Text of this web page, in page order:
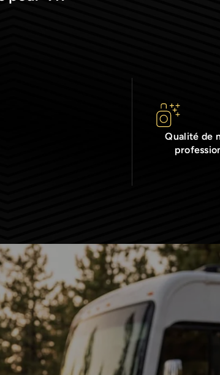
Qualité de